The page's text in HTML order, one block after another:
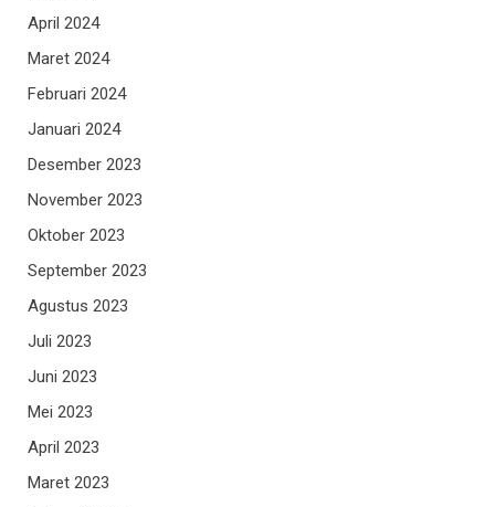
April 2024
Maret 2024
Februari 2024
Januari 2024
Desember 2023
November 2023
Oktober 2023
September 2023
Agustus 2023
Juli 2023
Juni 2023
Mei 2023
April 2023
Maret 2023